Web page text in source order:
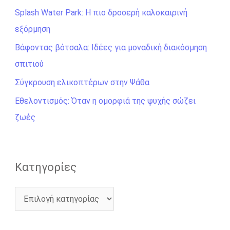
τ
η
σ
η
γ
ι
α
Splash Water Park: Η πιο δροσερή καλοκαιρινή
εξόρμηση
Βάφοντας βότσαλα: Ιδέες για μοναδική διακόσμηση
σπιτιού
Σύγκρουση ελικοπτέρων στην Ψάθα
Εθελοντισμός: Όταν η ομορφιά της ψυχής σώζει
ζωές
Kατηγορίες